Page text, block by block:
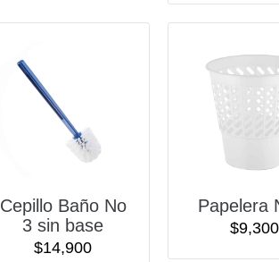
Cepillo Baño No
3 sin base
$14,900
Papelera
$9,300